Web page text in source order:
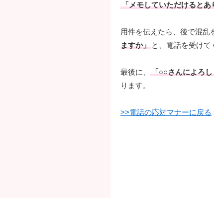
「メモしていただけるとあ
用件を伝えたら、後で混乱
ますか」と、電話を受けて
最後に、 「○○さんによろ
ります。
>>電話の応対マナーに戻る